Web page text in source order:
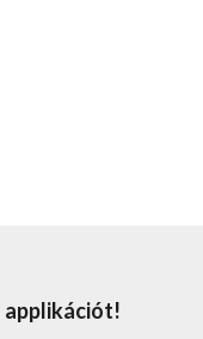
applikációt!